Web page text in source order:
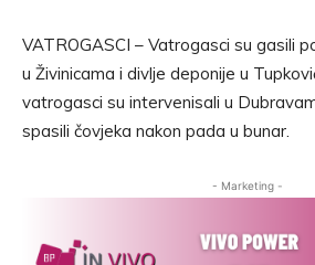
VATROGASCI – Vatrogasci su gasili
u Živinicama i divlje deponije u
vatrogasci su intervenisali u
spasili čovjeka nakon pada u bunar.
- Marketing -